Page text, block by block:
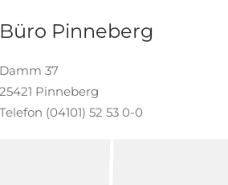
Büro Pinneberg
Damm 37
25421 Pinneberg
Telefon (04101) 52 53 0-0